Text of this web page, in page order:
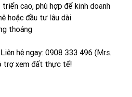
cao, phù hợp để kinh doanh
hoặc đầu tư lâu dài
thoáng
hệ ngay: 0908 333 496 (Mrs.
trợ xem đất thực tế!